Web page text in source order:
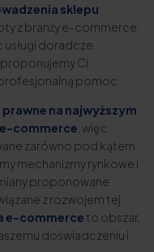
sklepu
z branży e-commerce,
doradcze.
Ci
pomoc.
prawne na najwyższym
commerce , więc
zarówno pod kątem
mechanizmy rynkowe i
proponowane
z rozwojem tej
e-commerce to obszar,
doświadczeniu i